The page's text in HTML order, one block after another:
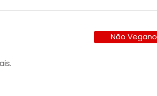
Não Vegano